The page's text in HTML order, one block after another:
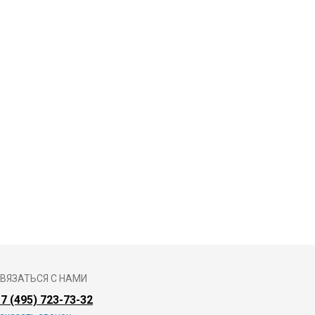
С НАМИ
(495) 723-73-32